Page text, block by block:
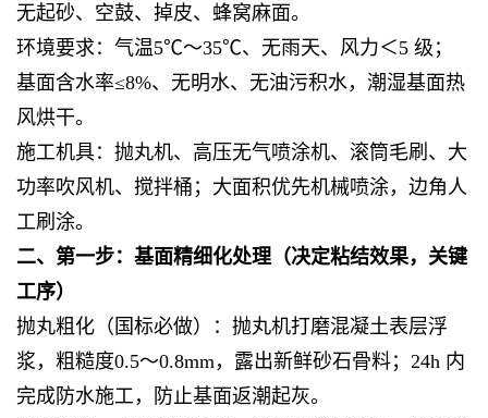
无起砂、空鼓、掉皮、蜂窝麻面。
环境要求：气温5℃～35℃、无雨天、风力＜5 级；
基面含水率≤8%、无明水、无油污积水，潮湿基面热
风烘干。
施工机具：抛丸机、高压无气喷涂机、滚筒毛刷、大
功率吹风机、搅拌桶；大面积优先机械喷涂，边角人
工刷涂。
二、第一步：基面精细化处理（决定粘结效果，关键
工序）
抛丸粗化（国标必做）：抛丸机打磨混凝土表层浮
浆，粗糙度0.5～0.8mm，露出新鲜砂石骨料；24h 内
完成防水施工，防止基面返潮起灰。